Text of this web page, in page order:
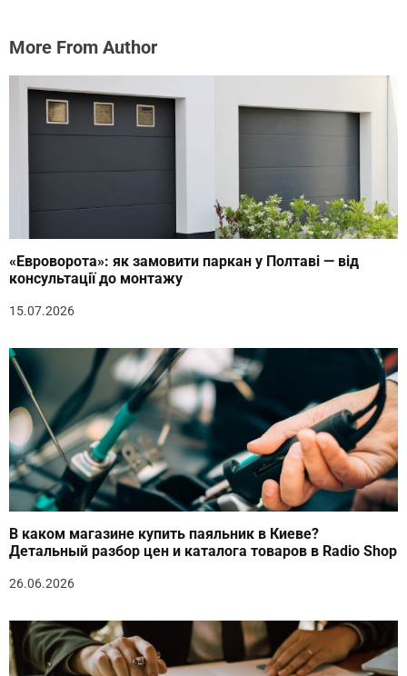
More From Author
«Евроворота»: як замовити паркан у Полтаві — від
консультації до монтажу
15.07.2026
В каком магазине купить паяльник в Киеве?
Детальный разбор цен и каталога товаров в Radio Shop
26.06.2026